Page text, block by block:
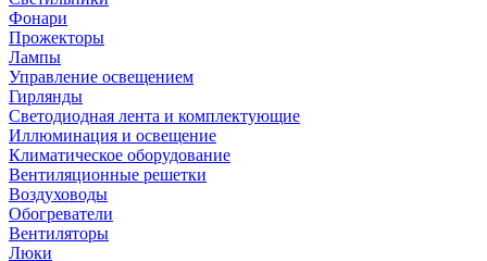
Фонари
Прожекторы
Лампы
Управление освещением
Гирлянды
Светодиодная лента и комплектующие
Иллюминация и освещение
Климатическое оборудование
Вентиляционные решетки
Воздуховоды
Обогреватели
Вентиляторы
Люки